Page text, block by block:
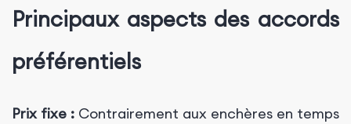
Principaux aspects des accords
préférentiels
Prix fixe : Contrairement aux enchères en temps